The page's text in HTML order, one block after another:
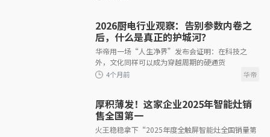
2026厨电行业观察：告别参数内卷之
后，什么是真正的护城河？
华帝用一场“人生净界”发布会证明：在科技之
外，文化同样可以成为穿越周期的硬通货
厚积薄发！这家企业2025年智能灶销
售全国第一
火王稳稳拿下“2025年度全触屏智能灶全国销量第